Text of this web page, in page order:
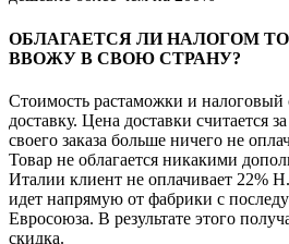
ОБЛАГАЕТСЯ ЛИ НАЛОГОМ
ВВОЖУ В СВОЮ СТРАНУ?
Стоимость растаможки и налоговый
доставку. Цена доставки считается
своего заказа больше ничего не
Товар не облагается никакими
Италии клиент не оплачивает 22%
идет напрямую от фабрики с
Евросоюза. В результате этого
скидка.